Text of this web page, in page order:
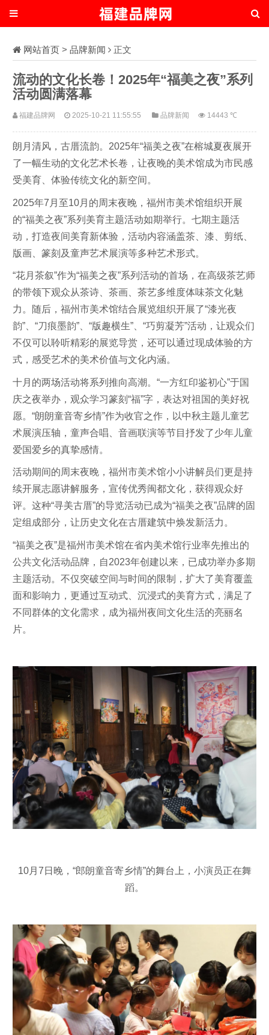
网站首页 > 品牌新闻 正文
流动的文化长卷！2025年“福美之夜”系列
活动圆满落幕
福建品牌网 2025-10-21 11:55:55 品牌新闻 14443 ℃
朗月清风，古厝流韵。2025年“福美之夜”在榕城夏夜展开
了一幅生动的文化艺术长卷，让夜晚的美术馆成为市民感
受美育、体验传统文化的新空间。
2025年7月至10月的周末夜晚，福州市美术馆组织开展
的“福美之夜”系列美育主题活动如期举行。七期主题活
动，打造夜间美育新体验，活动内容涵盖茶、漆、剪纸、
版画、篆刻及童声艺术展演等多种艺术形式。
“花月茶叙”作为“福美之夜”系列活动的首场，在高级茶艺师
的带领下观众从茶诗、茶画、茶艺多维度体味茶文化魅
力。随后，福州市美术馆结合展览组织开展了“漆光夜
韵”、“刀痕墨韵”、“版趣横生”、“巧剪凝芳”活动，让观众们
不仅可以聆听精彩的展览导赏，还可以通过现成体验的方
式，感受艺术的美术价值与文化内涵。
十月的两场活动将系列推向高潮。“一方红印鉴初心”于国
庆之夜举办，观众学习篆刻“福”字，表达对祖国的美好祝
愿。“朗朗童音寄乡情”作为收官之作，以中秋主题儿童艺
术展演压轴，童声合唱、音画联演等节目抒发了少年儿童
爱国爱乡的真挚感情。
活动期间的周末夜晚，福州市美术馆小小讲解员们更是持
续开展志愿讲解服务，宣传优秀闽都文化，获得观众好
评。这种“寻美古厝”的导览活动已成为“福美之夜”品牌的固
定组成部分，让历史文化在古厝建筑中焕发新活力。
“福美之夜”是福州市美术馆在省内美术馆行业率先推出的
公共文化活动品牌，自2023年创建以来，已成功举办多期
主题活动。不仅突破空间与时间的限制，扩大了美育覆盖
面和影响力，更通过互动式、沉浸式的美育方式，满足了
不同群体的文化需求，成为福州夜间文化生活的亮丽名
片。
10月7日晚，“郎朗童音寄乡情”的舞台上，小演员正在舞
蹈。